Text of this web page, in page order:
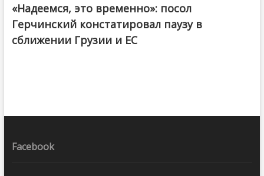
«Надеемся, это временно»: посол
Герчинский констатировал паузу в
сближении Грузии и ЕС
Facebook